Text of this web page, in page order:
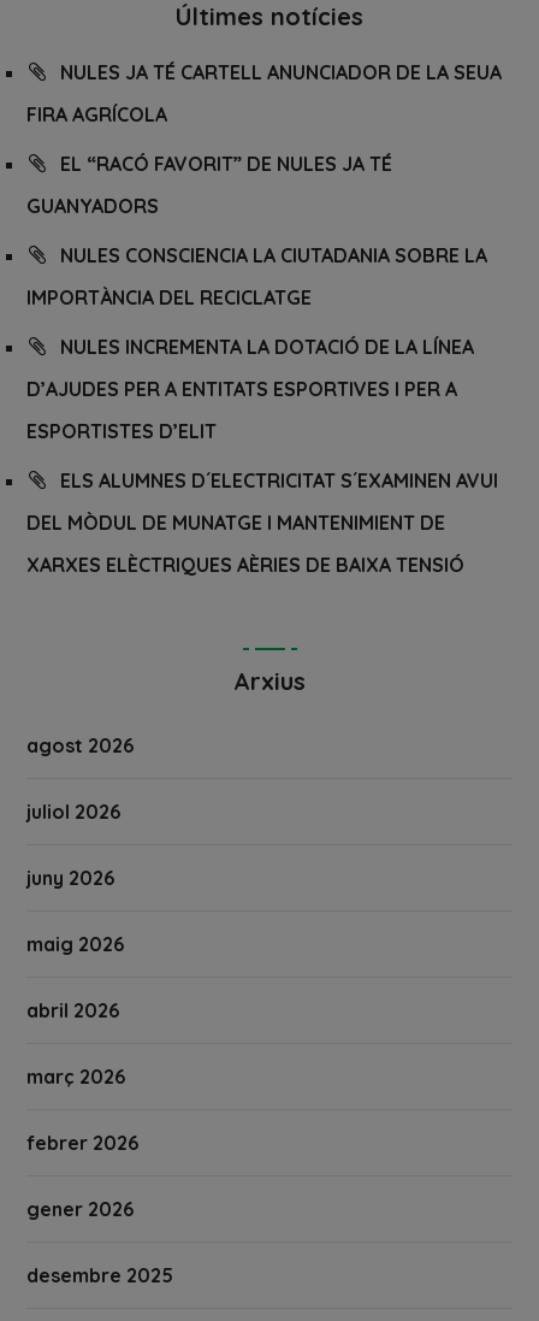
Últimes notícies
NULES JA TÉ CARTELL ANUNCIADOR DE LA SEUA
FIRA AGRÍCOLA
EL “RACÓ FAVORIT” DE NULES JA TÉ
GUANYADORS
NULES CONSCIENCIA LA CIUTADANIA SOBRE LA
IMPORTÀNCIA DEL RECICLATGE
NULES INCREMENTA LA DOTACIÓ DE LA LÍNEA
D’AJUDES PER A ENTITATS ESPORTIVES I PER A
ESPORTISTES D’ELIT
ELS ALUMNES D´ELECTRICITAT S´EXAMINEN AVUI
DEL MÒDUL DE MUNATGE I MANTENIMIENT DE
XARXES ELÈCTRIQUES AÈRIES DE BAIXA TENSIÓ
Arxius
agost 2026
juliol 2026
juny 2026
maig 2026
abril 2026
març 2026
febrer 2026
gener 2026
desembre 2025